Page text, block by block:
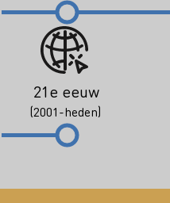
21e eeuw
(2001-heden)